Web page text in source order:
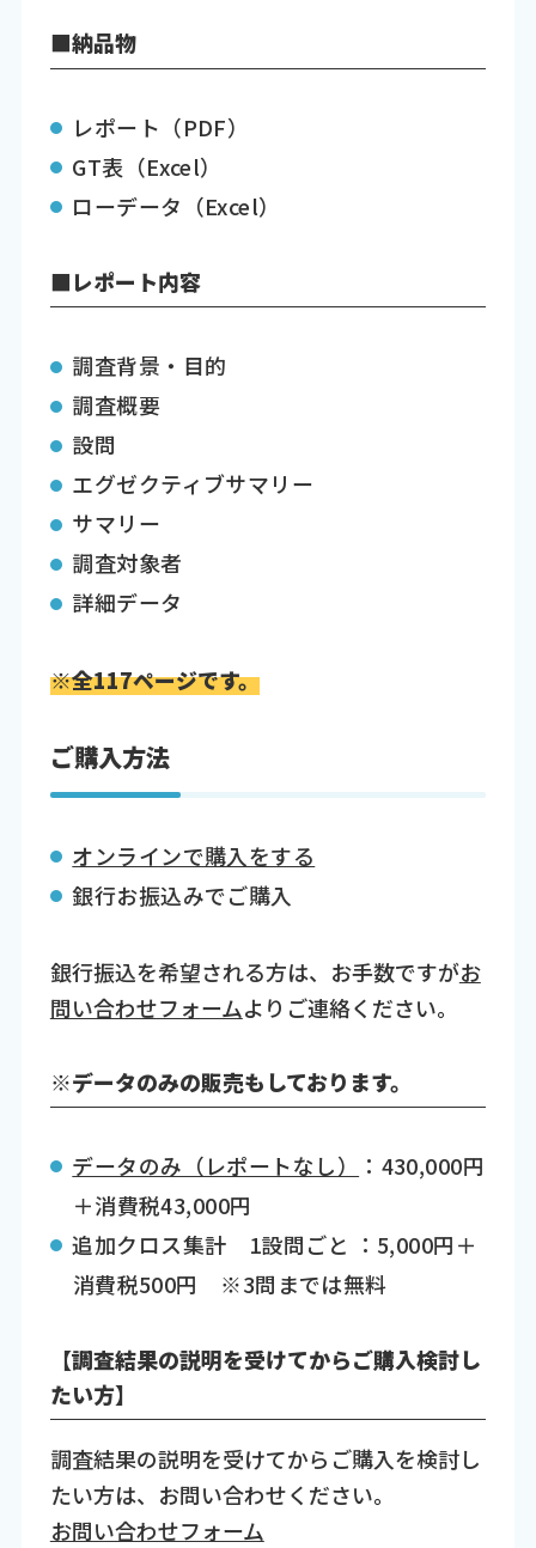
■納品物
レポート（PDF）
GT表（Excel）
ローデータ（Excel）
■レポート内容
調査背景・目的
調査概要
設問
エグゼクティブサマリー
サマリー
調査対象者
詳細データ
※全117ページです。
ご購入方法
オンラインで購入をする
銀行お振込みでご購入
銀行振込を希望される方は、お手数ですがお
問い合わせフォームよりご連絡ください。
※データのみの販売もしております。
データのみ（レポートなし）
：430,000円
＋消費税43,000円
追加クロス集計 1設問ごと ：5,000円＋
消費税500円 ※3問までは無料
【調査結果の説明を受けてからご購入検討し
たい方】
調査結果の説明を受けてからご購入を検討し
たい方は、お問い合わせください。
お問い合わせフォーム